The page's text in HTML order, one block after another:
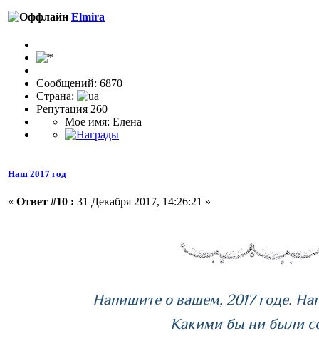
Elmira
Сообщений: 6870
Страна:
Репутация 260
Мое имя: Елена
Наш 2017 год
« Ответ #10 : 31 Декабря 2017, 14:26:21 »
Напишите о вашем, 2017 годе.
Какими бы ни были